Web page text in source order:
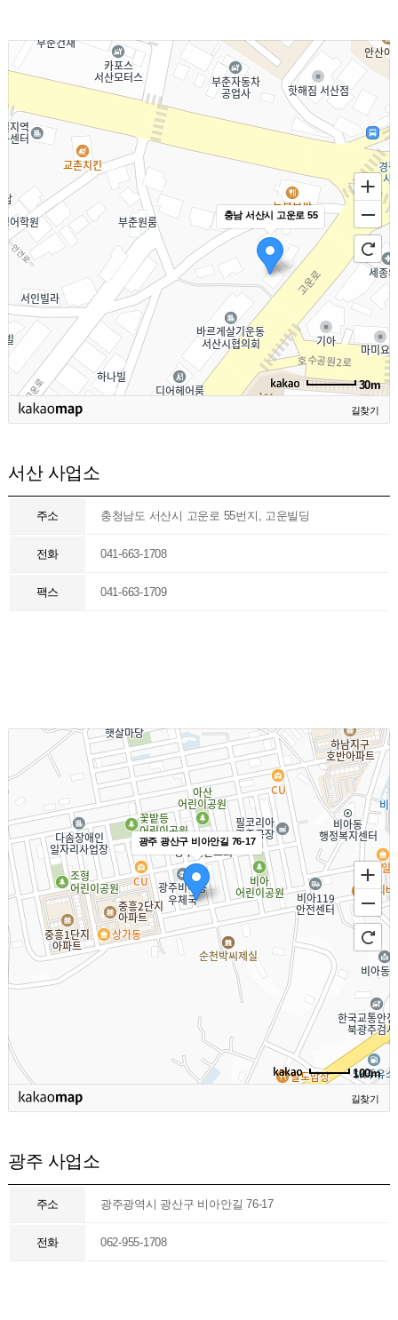
충남 서산시 고운로 55
30m
길찾기
서산 사업소
주소 충청남도 서산시 고운로 55번지, 고운빌딩
전화 041-663-1708
팩스 041-663-1709
광주 광산구 비아안길 76-17
100m
길찾기
광주 사업소
주소 광주광역시 광산구 비아안길 76-17
전화 062-955-1708